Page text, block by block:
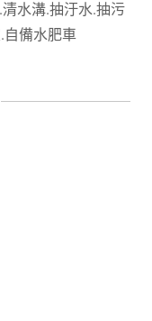
水溝.抽汙水.抽污
自備水肥車